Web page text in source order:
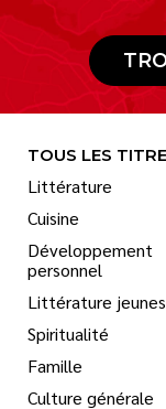
TOUS LES
Littérature
Cuisine
Développement
personnel
Littérature
Spiritualité
Famille
Culture générale